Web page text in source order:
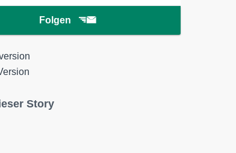
Folgen
Story